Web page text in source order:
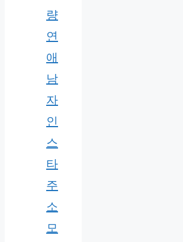
량
연
애
남
자
인
스
타
주
소
모